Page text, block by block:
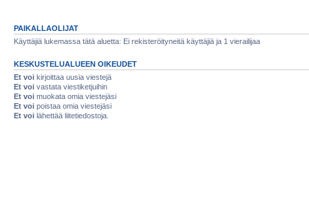
PAIKALLAOLIJAT
Käyttäjiä lukemassa tätä aluetta: Ei rekisteröityneitä käyttäjiä ja 1 vierailijaa
KESKUSTELUALUEEN OIKEUDET
Et voi kirjoittaa uusia viestejä
Et voi vastata viestiketjuihin
Et voi muokata omia viestejäsi
Et voi poistaa omia viestejäsi
Et voi lähettää liitetiedostoja.